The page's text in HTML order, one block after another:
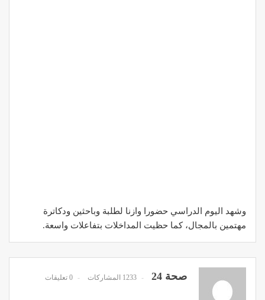
وشهد اليوم الدراسي حضورا وازنا لطلبة وباحثين ودكاترة
مهتمين بالمجال، كما حظيت المداخلات بتفاعلات واسعة.
صحة 24 1233 المشاركات 0 تعليقات